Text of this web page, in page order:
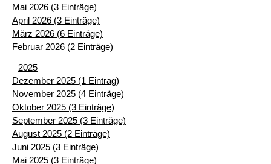
Mai 2026 (3 Einträge)
April 2026 (3 Einträge)
März 2026 (6 Einträge)
Februar 2026 (2 Einträge)
2025
Dezember 2025 (1 Eintrag)
November 2025 (4 Einträge)
Oktober 2025 (3 Einträge)
September 2025 (3 Einträge)
August 2025 (2 Einträge)
Juni 2025 (3 Einträge)
Mai 2025 (3 Einträge)